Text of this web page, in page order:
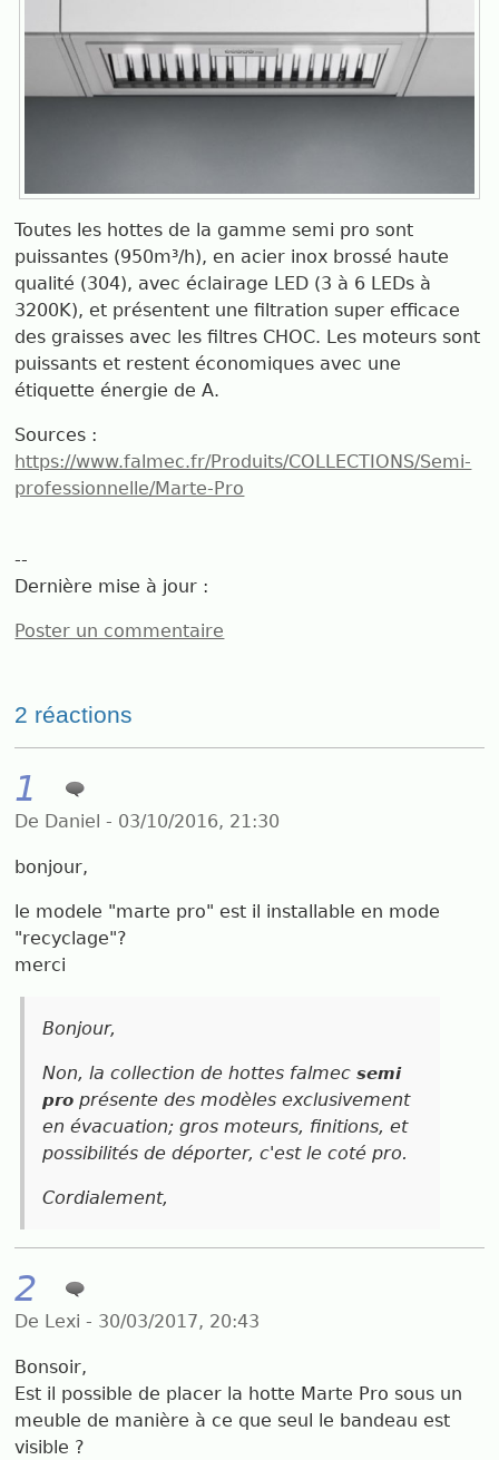
Toutes les hottes de la gamme semi pro sont
puissantes (950m³/h), en acier inox brossé haute
qualité (304), avec éclairage LED (3 à 6 LEDs à
3200K), et présentent une filtration super efficace
des graisses avec les filtres CHOC. Les moteurs sont
puissants et restent économiques avec une
étiquette énergie de A.
Sources :
https://www.falmec.fr/Produits/COLLECTIONS/Semi-
professionnelle/Marte-Pro
--
Dernière mise à jour :
Poster un commentaire
2 réactions
1
De Daniel - 03/10/2016, 21:30
bonjour,
le modele "marte pro" est il installable en mode
"recyclage"?
merci
Bonjour,
Non, la collection de hottes falmecsemi
pro présente des modèles exclusivement
en évacuation; gros moteurs, finitions, et
possibilités de déporter, c'est le coté pro.
Cordialement,
2
De Lexi - 30/03/2017, 20:43
Bonsoir,
Est il possible de placer la hotte Marte Pro sous un
meuble de manière à ce que seul le bandeau est
visible ?